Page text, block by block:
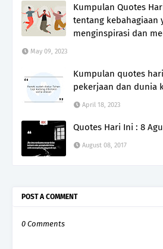
Kumpulan Quotes
tentang kebahagiaan
menginspirasi dan
May 09, 2023
Kumpulan quotes
pekerjaan dan dunia
April 18, 2023
Quotes Hari Ini : 8
August 08, 2017
POST A COMMENT
0 Comments